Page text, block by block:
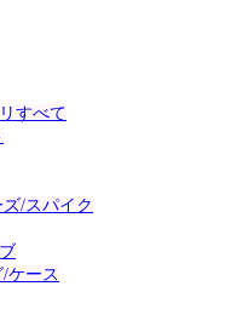
すべて
/スパイク
ケース